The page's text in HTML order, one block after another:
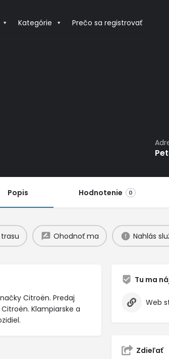
Kategórie Prečo sa registrovať
Popis Hodnotenie 0
Ohodnoť ma Nahlás
Citroën. Predaj
Klampiarske a
Tu ma
Web
Zdieľať